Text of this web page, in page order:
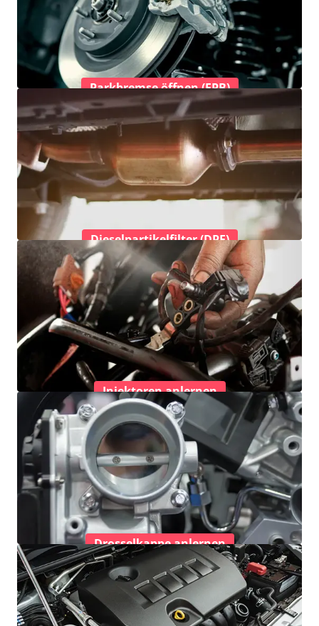
Parkbremse öffnen (EPB)
Dieselpartikelfilter (DPF)
Injektoren anlernen
Drosselkappe anlernen